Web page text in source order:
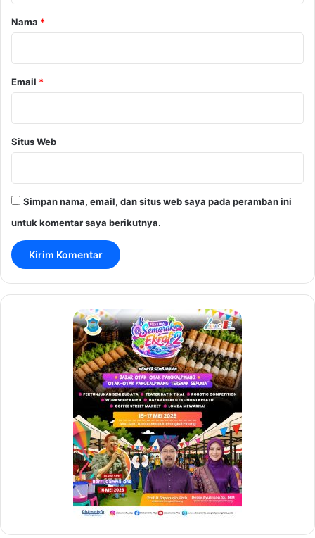
rNama *
Email *
Situs Web
Simpan nama, email, dan situs web saya pada peramban ini
untuk komentar saya berikutnya.